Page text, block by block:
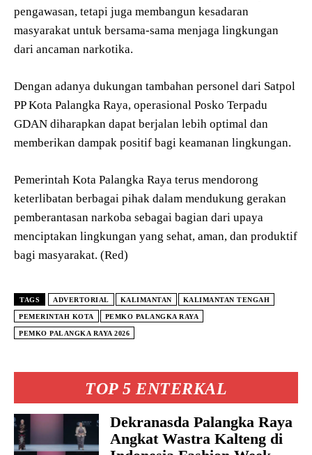
TOP 5 ENTERKAL
Dekranasda Palangka Raya
Angkat Wastra Kalteng di
pengawasan, tetapi juga membangun kesadaran
masyarakat untuk bersama-sama menjaga lingkungan
dari ancaman narkotika.
Dengan adanya dukungan tambahan personel dari Satpol
PP Kota Palangka Raya, operasional Posko Terpadu
GDAN diharapkan dapat berjalan lebih optimal dan
memberikan dampak positif bagi keamanan lingkungan.
Pemerintah Kota Palangka Raya terus mendorong
keterlibatan berbagai pihak dalam mendukung gerakan
pemberantasan narkoba sebagai bagian dari upaya
menciptakan lingkungan yang sehat, aman, dan produktif
bagi masyarakat. (Red)
TAGS ADVERTORIAL KALIMANTAN KALIMANTAN TENGAH
PEMERINTAH KOTA PEMKO PALANGKA RAYA
PEMKO PALANGKA RAYA 2026